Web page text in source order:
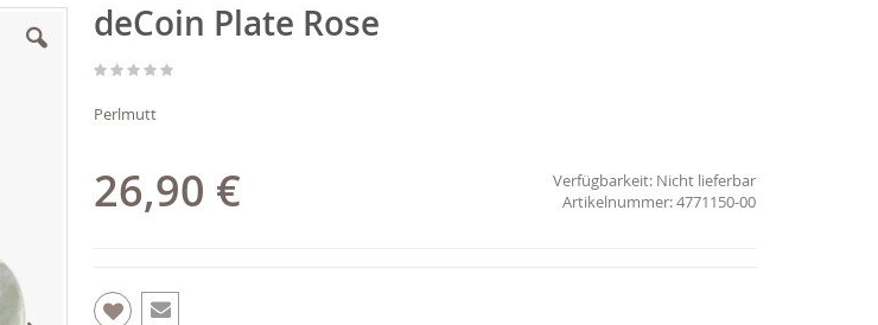
deCoin Plate Rose
Perlmutt
26,90 € Verfügbarkeit: Nicht lieferbar
4771150-00